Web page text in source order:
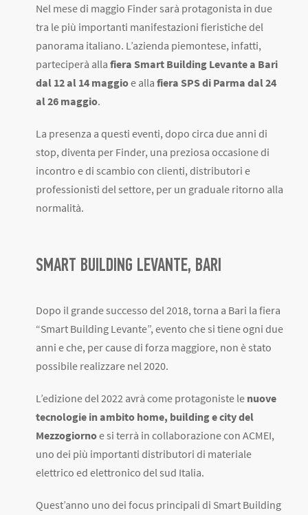
Nel mese di maggio Finder sarà protagonista in due
tra le più importanti manifestazioni fieristiche del
panorama italiano. L’azienda piemontese, infatti,
parteciperà alla fiera Smart Building Levante a Bari
dal 12 al 14 maggioe alla fiera SPS di Parma dal 24
al 26 maggio.
La presenza a questi eventi, dopo circa due anni di
stop, diventa per Finder, una preziosa occasione di
incontro e di scambio con clienti, distributori e
professionisti del settore, per un graduale ritorno alla
normalità.
SMART BUILDING LEVANTE, BARI
Dopo il grande successo del 2018, torna a Bari la fiera
“Smart Building Levante”, evento che si tiene ogni due
anni e che, per cause di forza maggiore, non è stato
possibile realizzare nel 2020.
L’edizione del 2022 avrà come protagoniste le nuove
tecnologie in ambito home, building e city del
Mezzogiornoe si terrà in collaborazione con ACMEI,
uno dei più importanti distributori di materiale
elettrico ed elettronico del sud Italia.
Quest’anno uno dei focus principali di Smart Building